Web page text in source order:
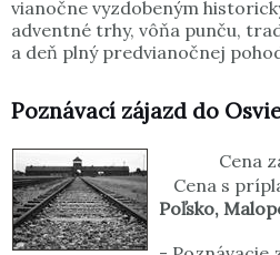
vianočne vyzdobeným
adventné trhy, vôňa punču,
a deň plný predvianočnej
Poznávací zájazd do
Cena
Cena s
Poľsko,